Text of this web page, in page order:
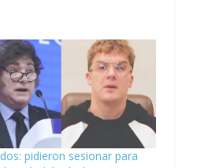
pidieron sesionar para